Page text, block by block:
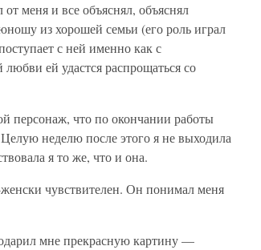
меня и все объяснял, объяснял
из хорошей семьи (его роль играл
с ней именно как с
ей удастся распрощаться со
персонаж, что по окончании работы
неделю после этого я не выходила
я то же, что и она.
чувствителен. Он понимал меня
мне прекрасную картину —